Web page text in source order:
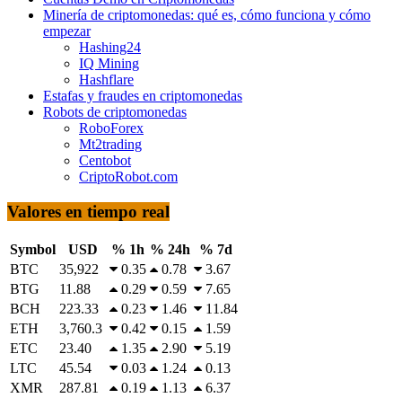
Minería de criptomonedas: qué es, cómo funciona y cómo
empezar
Hashing24
IQ Mining
Hashflare
Estafas y fraudes en criptomonedas
Robots de criptomonedas
RoboForex
Mt2trading
Centobot
CriptoRobot.com
Valores en tiempo real
Symbol USD % 1h % 24h
% 7d
BTC
35,922 0.35 0.78
3.67
BTG
11.88 0.29 0.59
7.65
BCH
223.33 0.23 1.46
11.84
ETH
3,760.3 0.42 0.15
1.59
ETC
23.40 1.35 2.90
5.19
LTC
45.54 0.03 1.24
0.13
XMR
287.81 0.19 1.13
6.37